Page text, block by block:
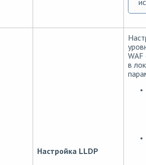
Настройка LLDP
в